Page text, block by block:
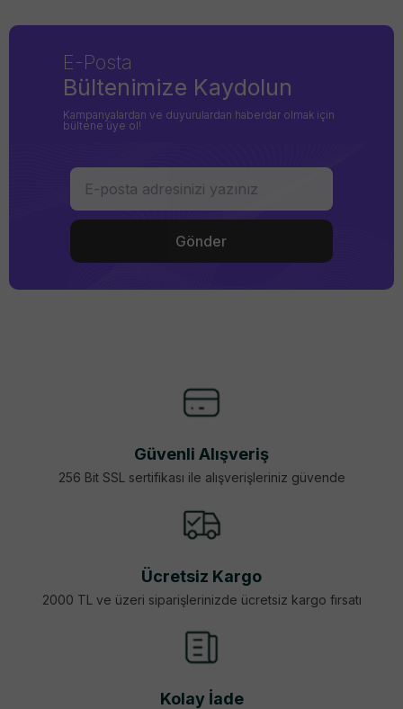
E-Posta
Bültenimize Kaydolun
Kampanyalardan ve duyurulardan haberdar olmak için
bültene üye ol!
Güvenli Alışveriş
256 Bit SSL sertifikası ile alışverişleriniz güvende
Ücretsiz Kargo
2000 TL ve üzeri siparişlerinizde ücretsiz kargo fırsatı
Kolay İade